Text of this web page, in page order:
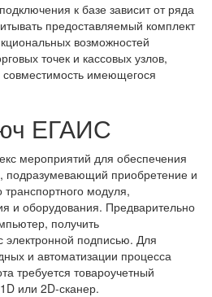
к базе зависит от ряда
предоставляемый комплект
возможностей
точек и кассовых узлов,
имеющегося
ЕГАИС
мероприятий для обеспечения
подразумевающий приобретение и
транспортного модуля,
и оборудования. Предварительно
получить
электронной подписью. Для
и автоматизации процесса
требуется товароучетный
или 2D-сканер.